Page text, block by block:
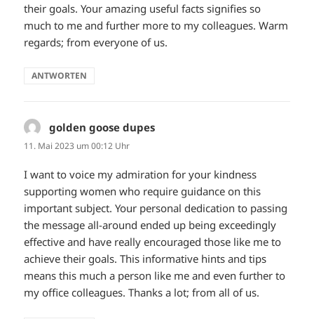
their goals. Your amazing useful facts signifies so
much to me and further more to my colleagues. Warm
regards; from everyone of us.
ANTWORTEN
golden goose dupes
11. Mai 2023 um 00:12 Uhr
I want to voice my admiration for your kindness
supporting women who require guidance on this
important subject. Your personal dedication to passing
the message all-around ended up being exceedingly
effective and have really encouraged those like me to
achieve their goals. This informative hints and tips
means this much a person like me and even further to
my office colleagues. Thanks a lot; from all of us.